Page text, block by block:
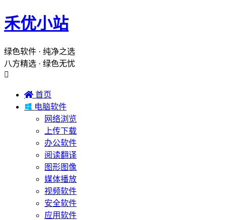
禾优小站
绿色软件 · 纯净之选
八方精选 · 绿色无忧

 首页
 电脑软件
网络浏览
上传下载
办公软件
阅读翻译
图形图像
媒体播放
视频软件
安全软件
应用软件